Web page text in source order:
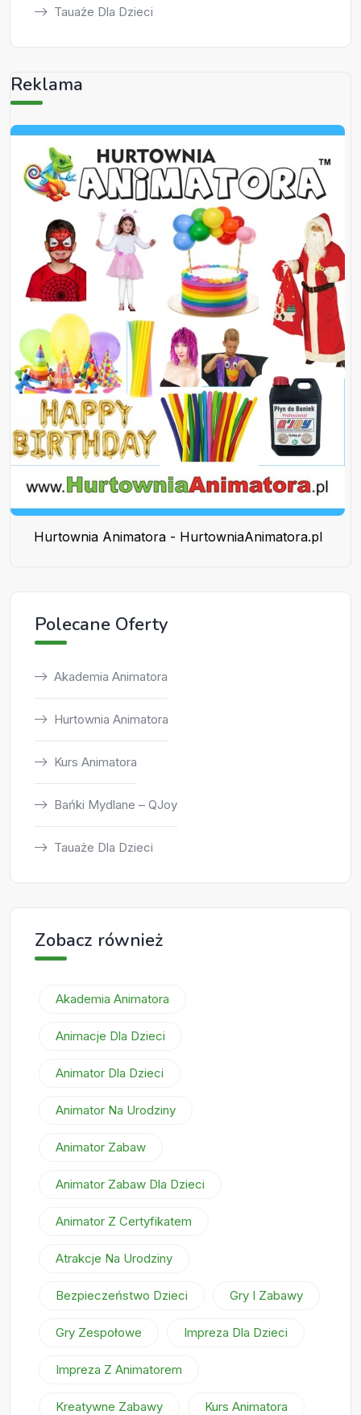
Tauaże Dla Dzieci
Reklama
Hurtownia Animatora - HurtowniaAnimatora.pl
Polecane Oferty
Akademia Animatora
Hurtownia Animatora
Kurs Animatora
Bańki Mydlane – QJoy
Tauaże Dla Dzieci
Zobacz również
Akademia Animatora
Animacje Dla Dzieci
Animator Dla Dzieci
Animator Na Urodziny
Animator Zabaw
Animator Zabaw Dla Dzieci
Animator Z Certyfikatem
Atrakcje Na Urodziny
Bezpieczeństwo Dzieci Gry I Zabawy
Gry Zespołowe Impreza Dla Dzieci
Impreza Z Animatorem
Kreatywne Zabawy Kurs Animatora